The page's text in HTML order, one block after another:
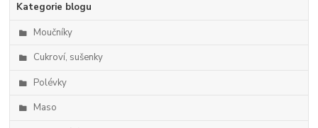
Kategorie blogu
Moučníky
Cukroví, sušenky
Polévky
Maso